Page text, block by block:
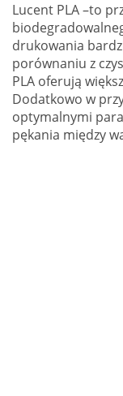
Lucent PLA –to
drukowania
porównaniu z
PLA oferują
Dodatkowo w
optymalnymi
pękania między